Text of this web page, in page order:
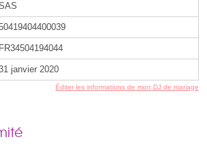
FR34504194044
janvier 2020
Éditer les informations de mon DJ de mariage